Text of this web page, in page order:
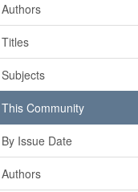
Authors
Titles
Subjects
This Community
By Issue Date
Authors